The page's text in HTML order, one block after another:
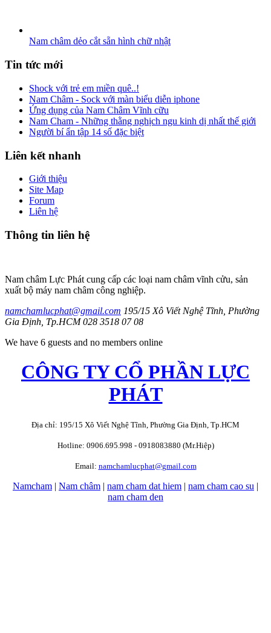
Nam châm dẻo cắt sẵn hình chữ nhật
Tin tức mới
Shock với trẻ em miền quê..!
Nam Châm - Sock với màn biểu diễn iphone
Ứng dụng của Nam Châm Vĩnh cữu
Nam Cham - Những thằng nghịch ngu kinh dị nhất thế giới
Người bí ẩn tập 14 số đặc biệt
Liên kết nhanh
Giới thiệu
Site Map
Forum
Liên hệ
Thông tin liên hệ
Nam châm Lực Phát cung cấp các loại nam châm vĩnh cửu, sản
xuất bộ máy nam châm công nghiệp.
namchamlucphat@gmail.com 195/15 Xô Viết Nghệ Tĩnh, Phường
Gia Định, Tp.HCM 028 3518 07 08
We have 6 guests and no members online
CÔNG TY CỔ PHẦN LỰC
PHÁT
Địa chỉ: 195/15 Xô Viết Nghệ Tĩnh, Phường Gia Định, Tp.HCM
Hotline: 0906.695.998 - 0918083880 (Mr.Hiệp)
Email: namchamlucphat@gmail.com
Namcham | Nam châm | nam cham dat hiem | nam cham cao su |
nam cham den